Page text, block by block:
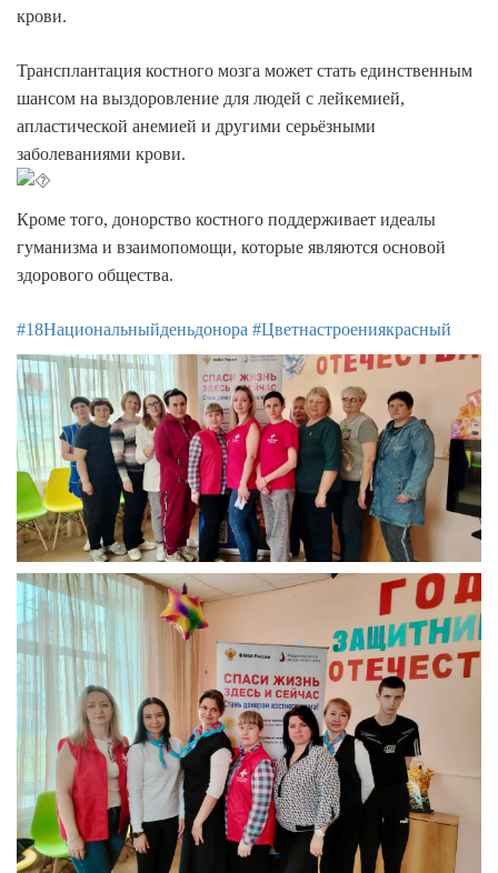
крови.
Трансплантация костного мозга может стать единственным
шансом на выздоровление для людей с лейкемией,
апластической анемией и другими серьёзными
заболеваниями крови.
Кроме того, донорство костного поддерживает идеалы
гуманизма и взаимопомощи, которые являются основой
здорового общества.
#18Национальныйденьдонора #Цветнастроениякрасный